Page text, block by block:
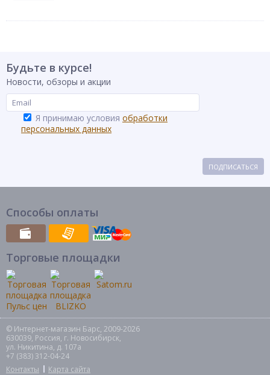
Будьте в курсе!
Новости, обзоры и акции
Я принимаю условия обработки
персональных данных
ПОДПИСАТЬСЯ
Способы оплаты
Торговые площадки
© Интернет-магазин Барс, 2009-2026
630039, Россия, г. Новосибирск,
ул. Никитина, д. 107а
+7 (383) 312-04-24
Контакты
Карта сайта